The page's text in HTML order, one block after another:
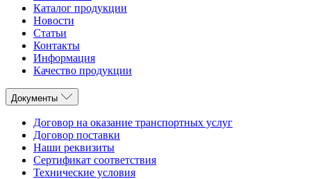
Каталог продукции
Новости
Статьи
Контакты
Информация
Качество продукции
Документы
Договор на оказание транспортных услуг
Договор поставки
Наши реквизиты
Сертификат соответствия
Технические условия